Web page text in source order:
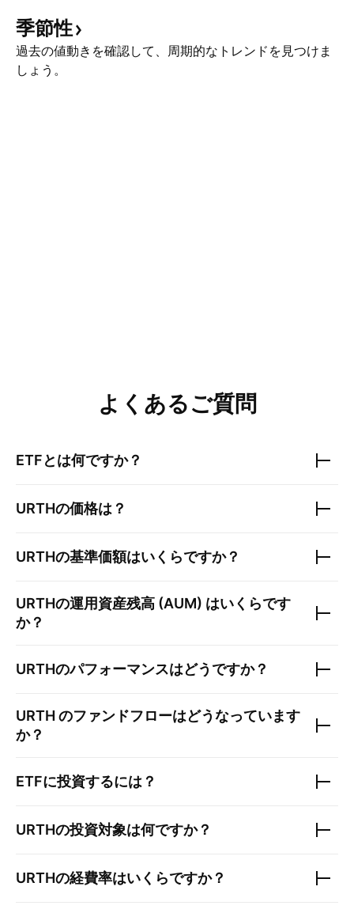
季節性
過去の値動きを確認して、周期的なトレンドを見つけま
しょう。
よくあるご質問
ETFとは何ですか？
URTHの価格は？
URTHの基準価額はいくらですか？
URTHの運用資産残高 (AUM) はいくらです
か？
URTHのパフォーマンスはどうですか？
URTH のファンドフローはどうなっています
か？
ETFに投資するには？
URTHの投資対象は何ですか？
URTHの経費率はいくらですか？